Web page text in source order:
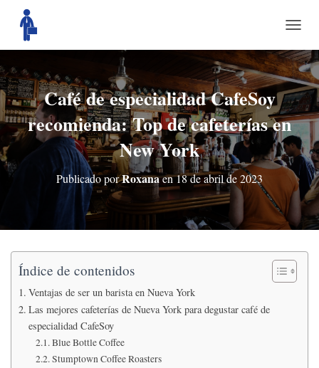
A
M
B
I
A
R
M
O
D
O
D
A
E
G
A
Café de especialidad CafeSoy
recomienda: Top de cafeterías en
New York
Publicado porRoxanaen18 de abril de 2023
Índice de contenidos
Ventajas de ser un barista en Nueva York
Las mejores cafeterías de Nueva York para degustar café de
especialidad CafeSoy
Blue Bottle Coffee
Stumptown Coffee Roasters